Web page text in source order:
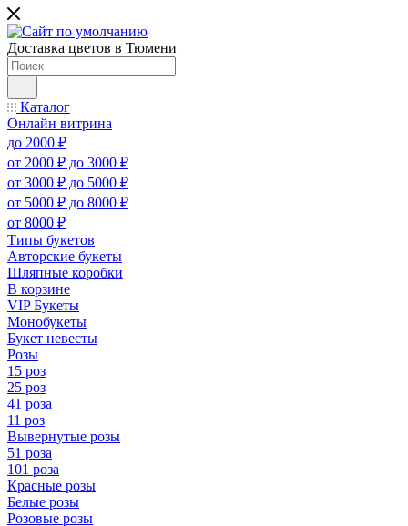
Доставка цветов в Тюмени
Каталог
Онлайн витрина
до 2000 ₽
от 2000 ₽ до 3000 ₽
от 3000 ₽ до 5000 ₽
от 5000 ₽ до 8000 ₽
от 8000 ₽
Типы букетов
Авторские букеты
Шляпные коробки
В корзине
VIP Букеты
Монобукеты
Букет невесты
Розы
15 роз
25 роз
41 роза
11 роз
Вывернутые розы
51 роза
101 роза
Красные розы
Белые розы
Розовые розы